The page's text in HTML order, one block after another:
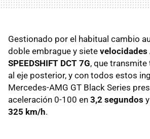
Gestionado por el habitual cambio
doble embrague y siete velocidades
SPEEDSHIFT DCT 7G, que
al eje posterior, y con todos estos
Mercedes-AMG GT Black Series
aceleración 0-100 en 3,2 segundos
325 km/h.